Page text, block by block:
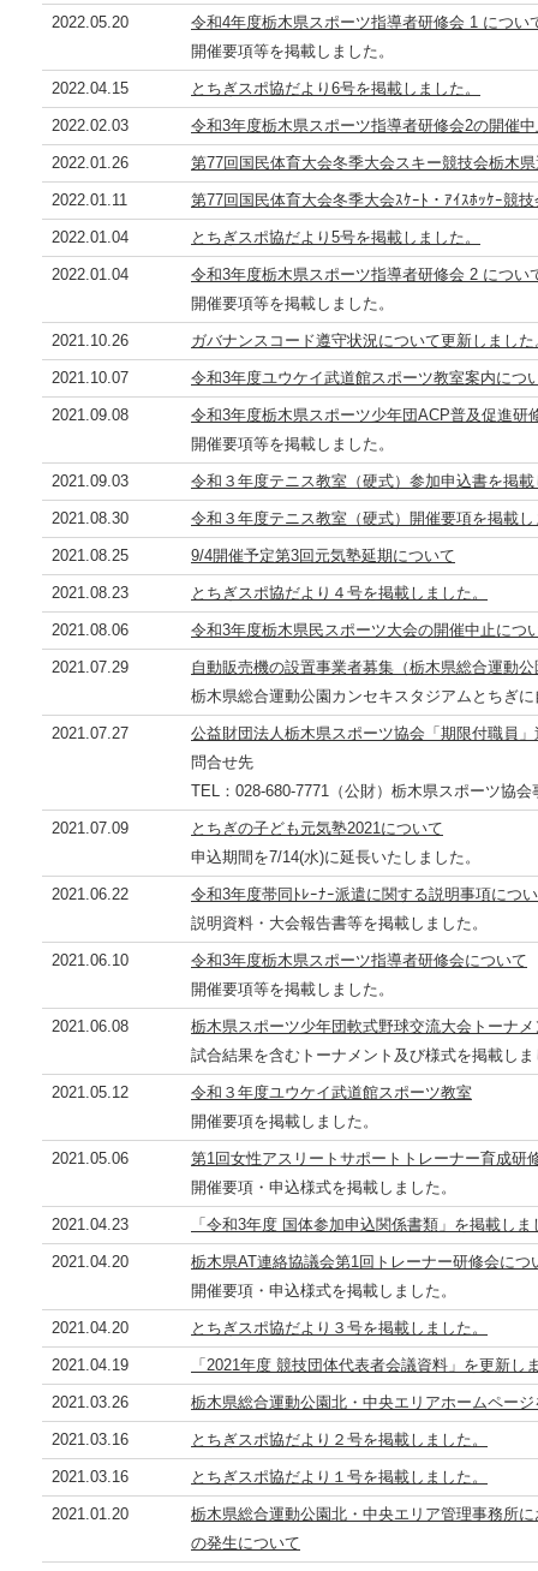
2022.05.20
令和4年度栃木県スポーツ指導者研修会 1 につい
開催要項等を掲載しました。
2022.04.15 とちぎスポ協だより6号を掲載しました。
2022.02.03 令和3年度栃木県スポーツ指導者研修会2の開催
2022.01.26 第77回国民体育大会冬季大会スキー競技会栃木
2022.01.11 第77回国民体育大会冬季大会ｽｹｰﾄ・ｱｲｽﾎｯｹｰ競
2022.01.04 とちぎスポ協だより5号を掲載しました。
2022.01.04
令和3年度栃木県スポーツ指導者研修会 2 につい
開催要項等を掲載しました。
2021.10.26 ガバナンスコード遵守状況について更新しました
2021.10.07 令和3年度ユウケイ武道館スポーツ教室案内につ
2021.09.08
令和3年度栃木県スポーツ少年団ACP普及促進研
開催要項等を掲載しました。
2021.09.03 令和３年度テニス教室（硬式）参加申込書を掲
2021.08.30 令和３年度テニス教室（硬式）開催要項を掲載
2021.08.25 9/4開催予定第3回元気塾延期について
2021.08.23 とちぎスポ協だより４号を掲載しました。
2021.08.06 令和3年度栃木県民スポーツ大会の開催中止につ
2021.07.29
自動販売機の設置事業者募集（栃木県総合運動
栃木県総合運動公園カンセキスタジアムとちぎ
2021.07.27
公益財団法人栃木県スポーツ協会「期限付職員
問合せ先
TEL：028-680-7771（公財）栃木県スポーツ協会
2021.07.09
とちぎの子ども元気塾2021について
申込期間を7/14(水)に延長いたしました。
2021.06.22
令和3年度帯同ﾄﾚｰﾅｰ派遣に関する説明事項につ
説明資料・大会報告書等を掲載しました。
2021.06.10
令和3年度栃木県スポーツ指導者研修会について
開催要項等を掲載しました。
2021.06.08
栃木県スポーツ少年団軟式野球交流大会トーナ
試合結果を含むトーナメント及び様式を掲載しま
2021.05.12
令和３年度ユウケイ武道館スポーツ教室
開催要項を掲載しました。
2021.05.06
第1回女性アスリートサポートトレーナー育成研
開催要項・申込様式を掲載しました。
2021.04.23 「令和3年度 国体参加申込関係書類」を掲載しま
2021.04.20
栃木県AT連絡協議会第1回トレーナー研修会につ
開催要項・申込様式を掲載しました。
2021.04.20 とちぎスポ協だより３号を掲載しました。
2021.04.19 「2021年度 競技団体代表者会議資料」を更新し
2021.03.26 栃木県総合運動公園北・中央エリアホームペー
2021.03.16 とちぎスポ協だより２号を掲載しました。
2021.03.16 とちぎスポ協だより１号を掲載しました。
2021.01.20
栃木県総合運動公園北・中央エリア管理事務所
の発生について